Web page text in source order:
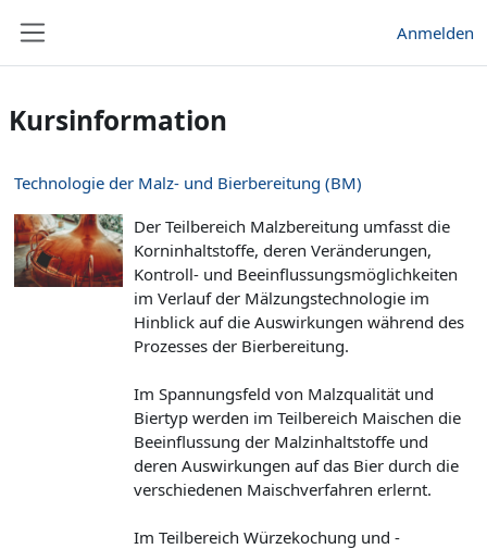
Anmelden
Kursinformation
Technologie der Malz- und Bierbereitung (BM)
Der Teilbereich Malzbereitung umfasst die
Korninhaltstoffe, deren Veränderungen,
Kontroll- und Beeinflussungsmöglichkeiten
im Verlauf der Mälzungstechnologie im
Hinblick auf die Auswirkungen während des
Prozesses der Bierbereitung.
Im Spannungsfeld von Malzqualität und
Biertyp werden im Teilbereich Maischen die
Beeinflussung der Malzinhaltstoffe und
deren Auswirkungen auf das Bier durch die
verschiedenen Maischverfahren erlernt.
Im Teilbereich Würzekochung und -